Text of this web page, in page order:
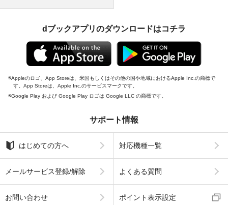
dブックアプリのダウンロードはコチラ
Appleのロゴ、App Storeは、米国もしくはその他の国や地域におけるApple Inc.の商標で
す。App Storeは、Apple Inc.のサービスマークです。
Google Play および Google Play ロゴは Google LLC の商標です。
サポート情報
はじめての方へ 対応機種一覧
メールサービス登録/解除 よくある質問
お問い合わせ ポイント表示設定